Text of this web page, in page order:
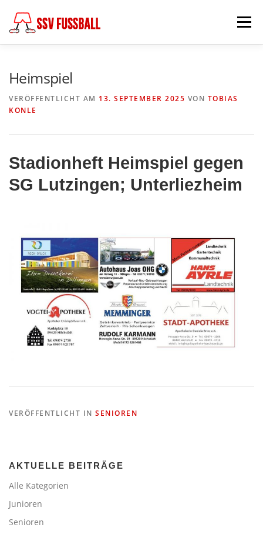
Inhalt
springen
Menü
ABTEILUNGSLEITUNG
FÖDERKREIS SCHIEDSRICHTER
Heimspiel
VERÖFFENTLICHT AM 13. SEPTEMBER 2025 VON TOBIAS
KONLE
Stadionheft Heimspiel gegen
SG Lutzingen; Unterliezheim
VERÖFFENTLICHT IN SENIOREN
AKTUELLE BEITRÄGE
Alle Kategorien
Junioren
Senioren